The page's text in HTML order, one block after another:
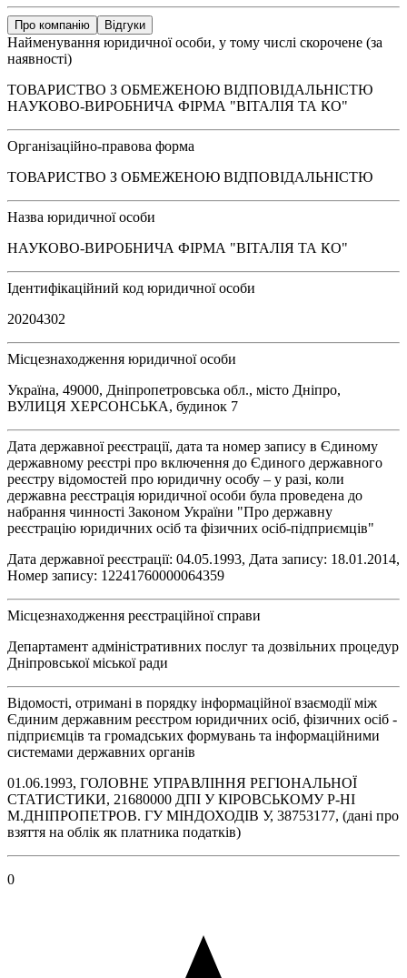
Про компанію Відгуки
Найменування юридичної особи, у тому числі скорочене (за
наявності)
ТОВАРИСТВО З ОБМЕЖЕНОЮ ВІДПОВІДАЛЬНІСТЮ
НАУКОВО-ВИРОБНИЧА ФІРМА "ВІТАЛІЯ ТА КО"
Організаційно-правова форма
ТОВАРИСТВО З ОБМЕЖЕНОЮ ВІДПОВІДАЛЬНІСТЮ
Назва юридичної особи
НАУКОВО-ВИРОБНИЧА ФІРМА "ВІТАЛІЯ ТА КО"
Ідентифікаційний код юридичної особи
20204302
Місцезнаходження юридичної особи
Україна, 49000, Дніпропетровська обл., місто Дніпро,
ВУЛИЦЯ ХЕРСОНСЬКА, будинок 7
Дата державної реєстрації, дата та номер запису в Єдиному
державному реєстрі про включення до Єдиного державного
реєстру відомостей про юридичну особу – у разі, коли
державна реєстрація юридичної особи була проведена до
набрання чинності Законом України "Про державну
реєстрацію юридичних осіб та фізичних осіб-підприємців"
Дата державної реєстрації: 04.05.1993, Дата запису: 18.01.2014,
Номер запису: 12241760000064359
Місцезнаходження реєстраційної справи
Департамент адміністративних послуг та дозвільних процедур
Дніпровської міської ради
Відомості, отримані в порядку інформаційної взаємодії між
Єдиним державним реєстром юридичних осіб, фізичних осіб -
підприємців та громадських формувань та інформаційними
системами державних органів
01.06.1993, ГОЛОВНЕ УПРАВЛІННЯ РЕГІОНАЛЬНОЇ
СТАТИСТИКИ, 21680000 ДПI У КIРОВСЬКОМУ Р-НI
М.ДНIПРОПЕТРОВ. ГУ МIНДОХОДIВ У, 38753177, (дані про
взяття на облік як платника податків)
0